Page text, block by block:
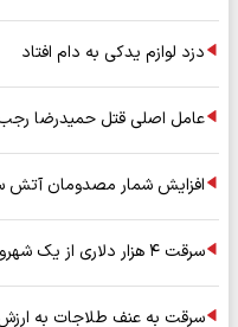
دزد لوازم یدکی به دام افتاد
عامل اصلی قتل حمیدرضا
افزایش شمار مصدومان آتش
سرقت ۴ هزار دلاری از یک شهروند با تهدید چاقو